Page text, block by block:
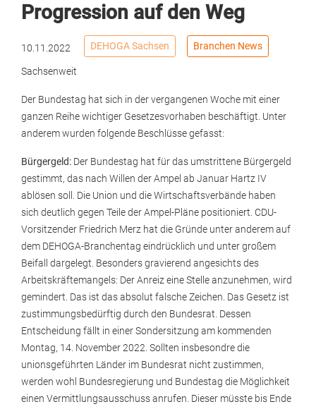
Progression auf den Weg
10.11.2022 DEHOGA Sachsen Branchen News
Sachsenweit
Der Bundestag hat sich in der vergangenen Woche mit einer
ganzen Reihe wichtiger Gesetzesvorhaben beschäftigt. Unter
anderem wurden folgende Beschlüsse gefasst:
Bürgergeld: Der Bundestag hat für das umstrittene Bürgergeld
gestimmt, das nach Willen der Ampel ab Januar Hartz IV
ablösen soll. Die Union und die Wirtschaftsverbände haben
sich deutlich gegen Teile der Ampel-Pläne positioniert. CDU-
Vorsitzender Friedrich Merz hat die Gründe unter anderem auf
dem DEHOGA-Branchentag eindrücklich und unter großem
Beifall dargelegt. Besonders gravierend angesichts des
Arbeitskräftemangels: Der Anreiz eine Stelle anzunehmen, wird
gemindert. Das ist das absolut falsche Zeichen. Das Gesetz ist
zustimmungsbedürftig durch den Bundesrat. Dessen
Entscheidung fällt in einer Sondersitzung am kommenden
Montag, 14. November 2022. Sollten insbesondre die
unionsgeführten Länder im Bundesrat nicht zustimmen,
werden wohl Bundesregierung und Bundestag die Möglichkeit
einen Vermittlungsausschuss anrufen. Dieser müsste bis Ende